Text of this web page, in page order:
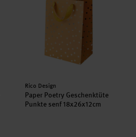
Hersteller:
Rico Design
Paper Poetry Geschenktüte
Punkte senf 18x26x12cm